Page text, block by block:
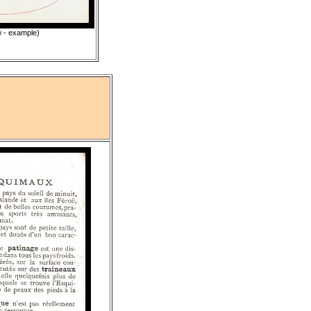
- example)